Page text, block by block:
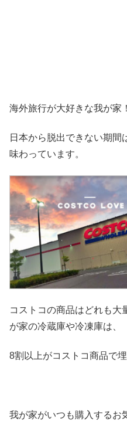
海外旅行が大好きな我が家！
日本から脱出できない期間
味わっています。
コストコの商品はどれも大
が家の冷蔵庫や冷凍庫は、
8割以上がコストコ商品で
我が家がいつも購入するお